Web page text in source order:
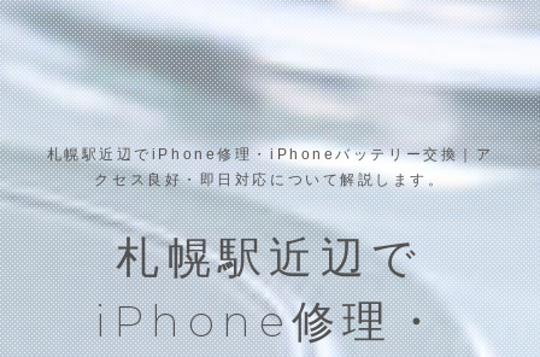
札幌駅近辺でiPhone修理・iPhoneバッテリー交換｜ア
クセス良好・即日対応について解説します。
札幌駅近辺で
iPhone修理・